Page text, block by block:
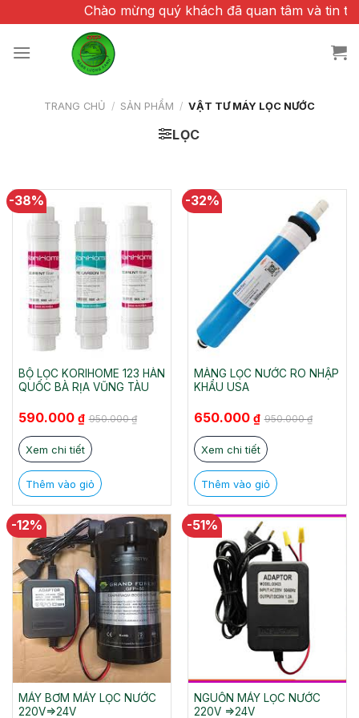
đến
nội
Chào mừng quý khách đã quan tâm và tin
TRANG CHỦ / SẢN PHẨM / VẬT TƯ MÁY LỌC NƯỚC
LỌC
-38%
BỘ LỌC KORIHOME 123 HÀN
QUỐC BÀ RỊA VŨNG TÀU
950.000₫
Giá
gốc
là:
950.000 ₫.
590.000 ₫
Giá
hiện
tại
là:
590.000 ₫.
Xem chi tiết
Thêm vào giỏ
-32%
MÀNG LỌC NƯỚC RO NHẬP
KHẨU USA
950.000₫
Giá
gốc
là:
950.000 ₫.
650.000 ₫
Giá
hiện
tại
là:
650.000 ₫.
Xem chi tiết
Thêm vào giỏ
-12%
MÁY BƠM MÁY LỌC NƯỚC
220V=>24V
-51%
NGUỒN MÁY LỌC NƯỚC
220V =>24V